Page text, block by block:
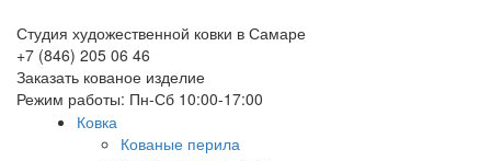
Студия художественной ковки в Самаре
+7 (846) 205 06 46
Заказать кованое изделие
Режим работы: Пн-Сб 10:00-17:00
Ковка
Кованые перила